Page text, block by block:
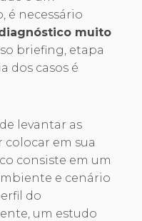
é necessário
muito
briefing, etapa
dos casos é
levantar as
colocar em sua
consiste em um
e cenário
do
um estudo